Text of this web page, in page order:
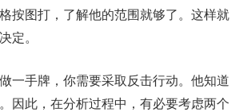
按图打，了解他的范围就够了。这样就
定。
一手牌，你需要采取反击行动。他知道
因此，在分析过程中，有必要考虑两个